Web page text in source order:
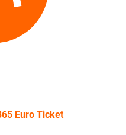
Euro Ticket